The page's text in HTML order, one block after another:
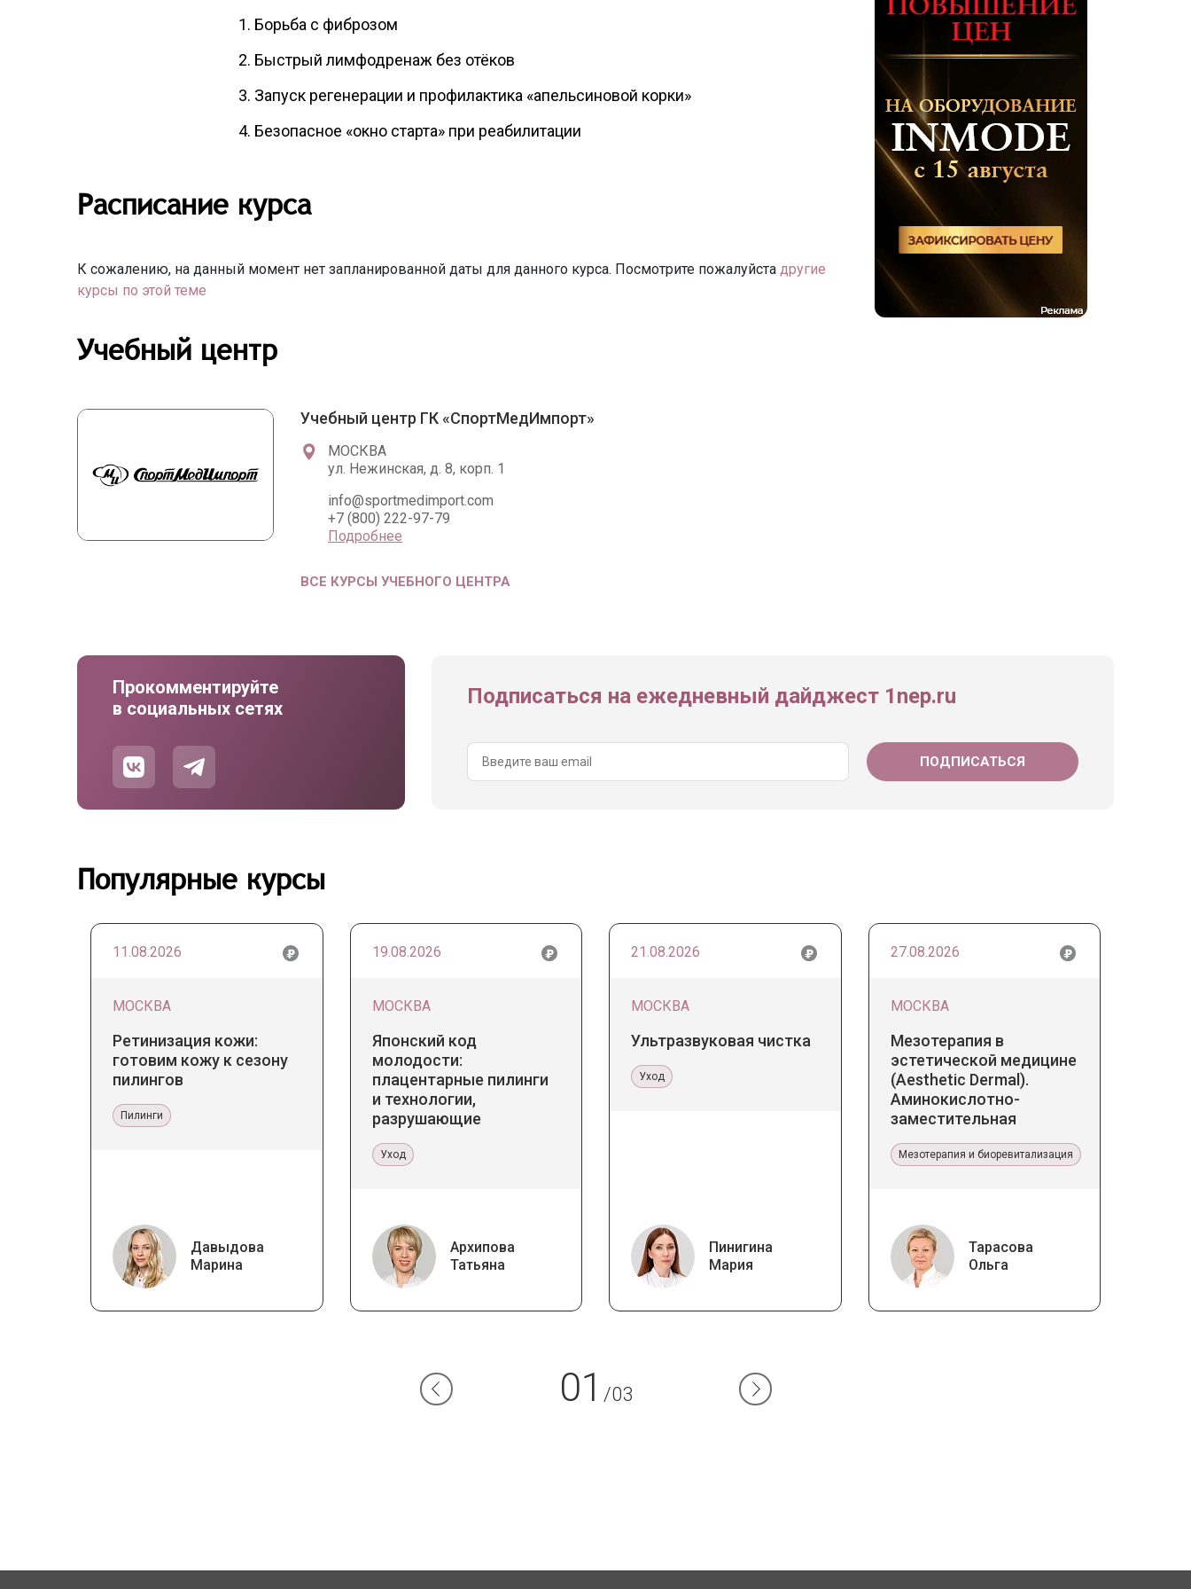
Борьба с фиброзом
Быстрый лимфодренаж без отёков
Запуск регенерации и профилактика «апельсиновой корки»
Безопасное «окно старта» при реабилитации
Расписание курса
К сожалению, на данный момент нет запланированной даты для данного курса. Посмотрите пожалуйста другие
курсы по этой теме
Учебный центр
Учебный центр ГК «СпортМедИмпорт»
МОСКВА
ул. Нежинская, д. 8, корп. 1
info@sportmedimport.com
+7 (800) 222-97-79
Подробнее
ВСЕ КУРСЫ УЧЕБНОГО ЦЕНТРА
Прокомментируйте
в социальных сетях
Подписаться на ежедневный дайджест 1nep.ru
Популярные курсы
11.08.2026
МОСКВА
Ретинизация кожи:
готовим кожу к сезону
пилингов
Пилинги
Давыдова
Марина
19.08.2026
МОСКВА
Японский код
молодости:
плацентарные пилинги
и технологии,
разрушающие
Уход
Архипова
Татьяна
21.08.2026
МОСКВА
Ультразвуковая чистка
Уход
Пинигина
Мария
27.08.2026
МОСКВА
Мезотерапия в
эстетической медицине
(Aesthetic Dermal).
Аминокислотно-
заместительная
Мезотерапия и биоревитализация
Тарасова
Ольга
01 /03